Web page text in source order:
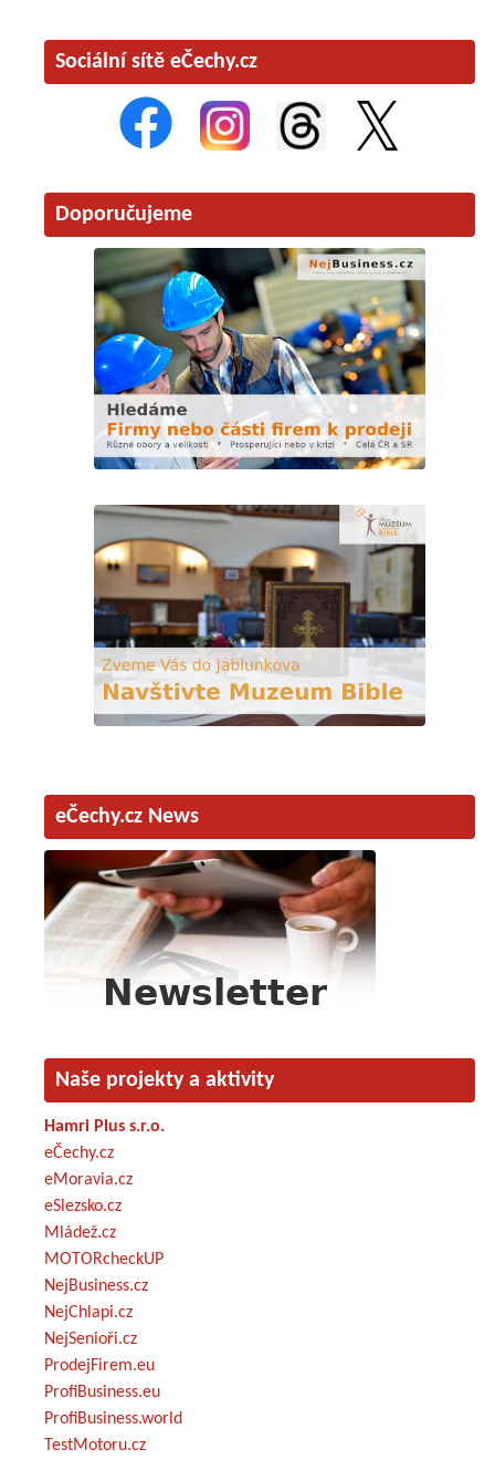
Sociální sítě eČechy.cz
Doporučujeme
eČechy.cz News
Naše projekty a aktivity
Hamri Plus s.r.o.
eČechy.cz
eMoravia.cz
eSlezsko.cz
Mládež.cz
MOTORcheckUP
NejBusiness.cz
NejChlapi.cz
NejSenioři.cz
ProdejFirem.eu
ProfiBusiness.eu
ProfiBusiness.world
TestMotoru.cz